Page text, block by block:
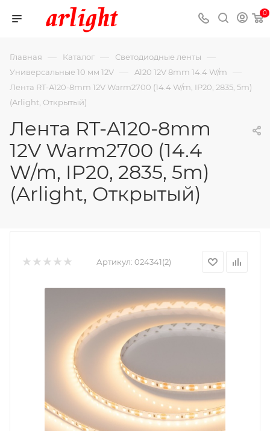
0
Главная — Каталог — Светодиодные ленты —
Универсальные 10 мм 12V — A120 12V 8mm 14.4 W/m —
Лента RT-A120-8mm 12V Warm2700 (14.4 W/m, IP20, 2835, 5m)
(Arlight, Открытый)
Лента RT-A120-8mm
12V Warm2700 (14.4
W/m, IP20, 2835, 5m)
(Arlight, Открытый)
Артикул: 024341(2)